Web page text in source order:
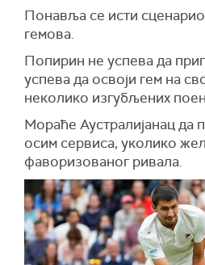
Понавља се исти
гемова.
Попирин не успева да
успева да освоји гем на
неколико изгубљених
Мораће Аустралијанац да
осим сервиса, уколико
фаворизованог ривала.